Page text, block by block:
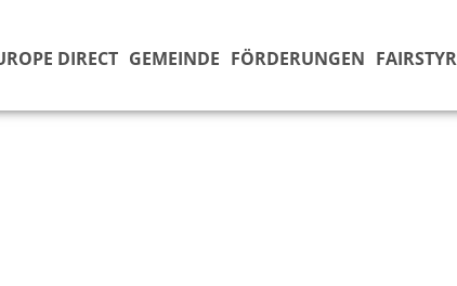
DIRECT GEMEINDE FÖRDERUNGEN